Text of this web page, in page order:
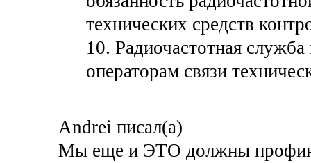
технических средств
10. Радиочастотная
операторам связи
Andrei писал(а)
Мы еще и ЭТО должны